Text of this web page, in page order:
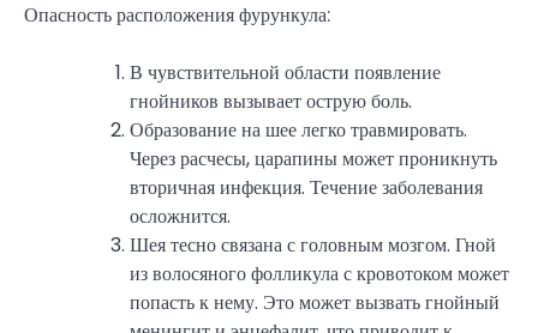
Опасность расположения фурункула:
В чувствительной области появление
гнойников вызывает острую боль.
Образование на шее легко травмировать.
Через расчесы, царапины может проникнуть
вторичная инфекция. Течение заболевания
осложнится.
Шея тесно связана с головным мозгом. Гной
из волосяного фолликула с кровотоком может
попасть к нему. Это может вызвать гнойный